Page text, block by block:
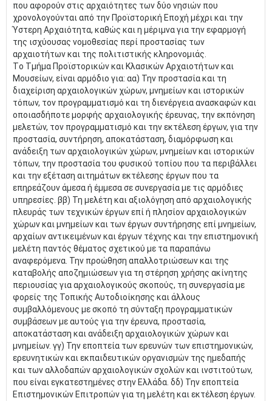
που αφορούν στις αρχαιότητες των δύο νησιών που
χρονολογούνται από την Προϊστορική Εποχή μέχρι και την
Ύστερη Αρχαιότητα, καθώς και η μέριμνα για την εφαρμογή
της ισχύουσας νομοθεσίας περί προστασίας των
αρχαιοτήτων και της πολιτιστικής κληρονομιάς.
Tο Τμήμα Προϊστορικών και Κλασικών Αρχαιοτήτων και
Μουσείων, είναι αρμόδιο για: αα) Την προστασία και τη
διαχείριση αρχαιολογικών χώρων, μνημείων και ιστορικών
τόπων, τον προγραμματισμό και τη διενέργεια ανασκαφών και
οποιασδήποτε μορφής αρχαιολογικής έρευνας, την εκπόνηση
μελετών, τον προγραμματισμό και την εκτέλεση έργων, για την
προστασία, συντήρηση, αποκατάσταση, διαμόρφωση και
ανάδειξη των αρχαιολογικών χώρων, μνημείων και ιστορικών
τόπων, την προστασία του φυσικού τοπίου που τα περιβάλλει
και την εξέταση αιτημάτων εκτέλεσης έργων που τα
επηρεάζουν άμεσα ή έμμεσα σε συνεργασία με τις αρμόδιες
υπηρεσίες. ββ) Τη μελέτη και αξιολόγηση από αρχαιολογικής
πλευράς των τεχνικών έργων επί ή πλησίον αρχαιολογικών
χώρων και μνημείων και των έργων συντήρησης επί μνημείων,
αρχαίων αντικειμένων και έργων τέχνης και την επιστημονική
μελέτη παντός θέματος σχετικού με τα παραπάνω
αναφερόμενα. Την προώθηση απαλλοτριώσεων και της
καταβολής αποζημιώσεων για τη στέρηση χρήσης ακίνητης
περιουσίας για αρχαιολογικούς σκοπούς, τη συνεργασία με
φορείς της Τοπικής Αυτοδιοίκησης και άλλους
συμβαλλόμενους με σκοπό τη σύνταξη προγραμματικών
συμβάσεων με αυτούς για την έρευνα, προστασία,
αποκατάσταση και ανάδειξη αρχαιολογικών χώρων και
μνημείων. γγ) Την εποπτεία των ερευνών των επιστημονικών,
ερευνητικών και εκπαιδευτικών οργανισμών της ημεδαπής
και των αλλοδαπών αρχαιολογικών σχολών και ινστιτούτων,
που είναι εγκατεστημένες στην Ελλάδα. δδ) Την εποπτεία
Επιστημονικών Επιτροπών για τη μελέτη και εκτέλεση έργων.